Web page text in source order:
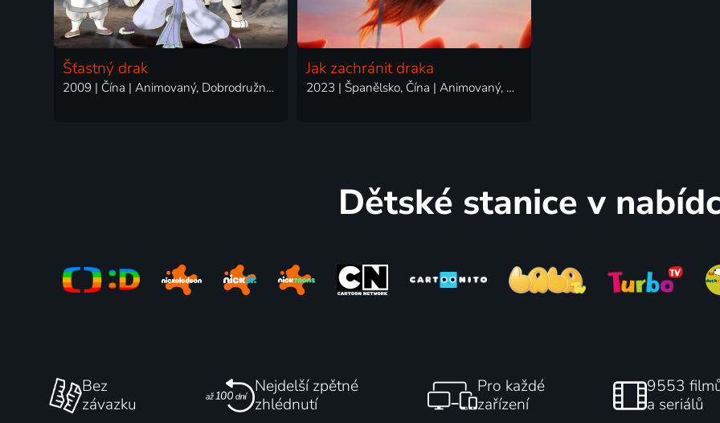
Šťastný drak
2009 | Čína | Animovaný, Dobrodružný, Fantasy, Rodinný
Jak zachránit draka
2023 | Španělsko, Čína | Animovaný, Dobrodružný, Fantasy
Dětské stanice v
Bez
závazku
Nejdelší zpětné
zhlédnutí
Pro každé
zařízení
9553
a seriálů